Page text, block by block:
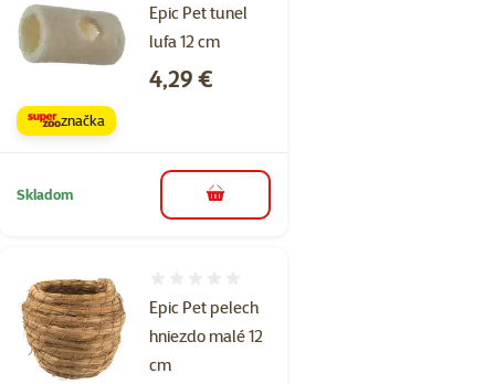
Epic Pet tunel
lufa 12 cm
Cena
4,29 €
značka
Skladom do košíka
Epic Pet pelech
hniezdo malé 12
cm